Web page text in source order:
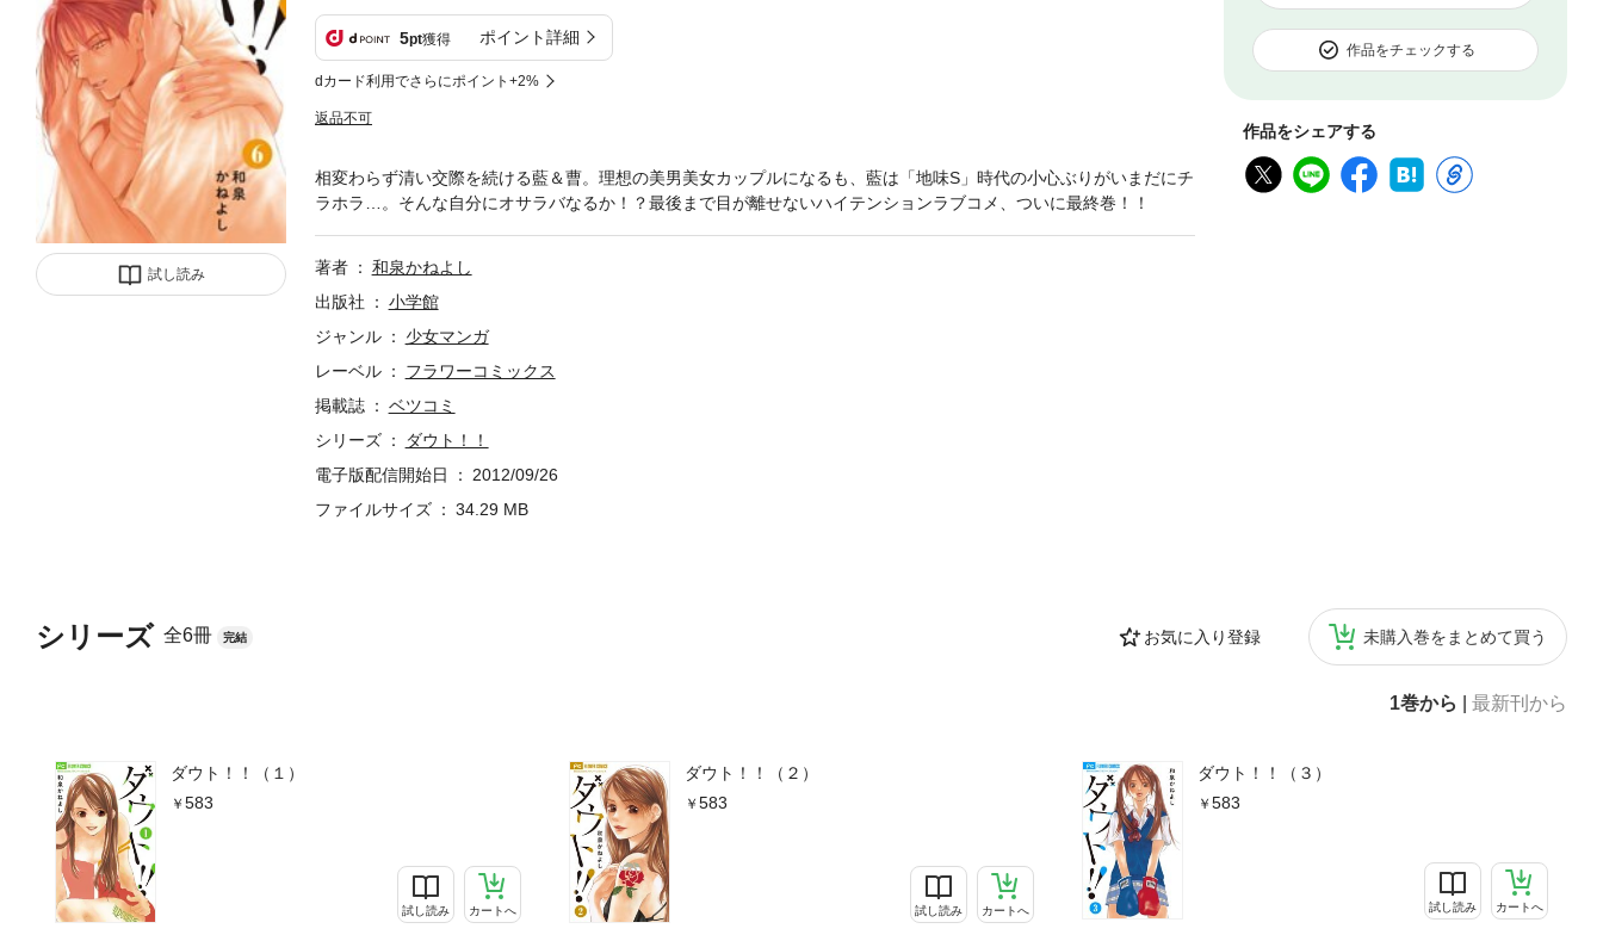
試し読み
5pt獲得 ポイント詳細
dカード利用でさらにポイント+2%
返品不可
作品をチェックする
作品をシェアする
シリーズ 全6冊 完結 お気に入り登録 未購入巻をまとめて買う
1巻から 最新刊から
ダウト！！（１）
583
試し読み カートへ
ダウト！！（２）
583
試し読み カートへ
ダウト！！（３）
583
試し読み カートへ
相変わらず清い交際を続ける藍＆曹。理想の美男美女カップルになるも、藍は「地味S」時代の小心ぶりがいまだにチ
ラホラ…。そんな自分にオサラバなるか！？最後まで目が離せないハイテンションラブコメ、ついに最終巻！！
著者
和泉かねよし
出版社
小学館
ジャンル
少女マンガ
レーベル
フラワーコミックス
掲載誌
ベツコミ
シリーズ
ダウト！！
電子版配信開始日
2012/09/26
ファイルサイズ
34.29 MB